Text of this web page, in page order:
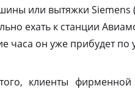
или вытяжки Siemens
ехать к станции
часа он уже прибудет по
клиенты фирменной